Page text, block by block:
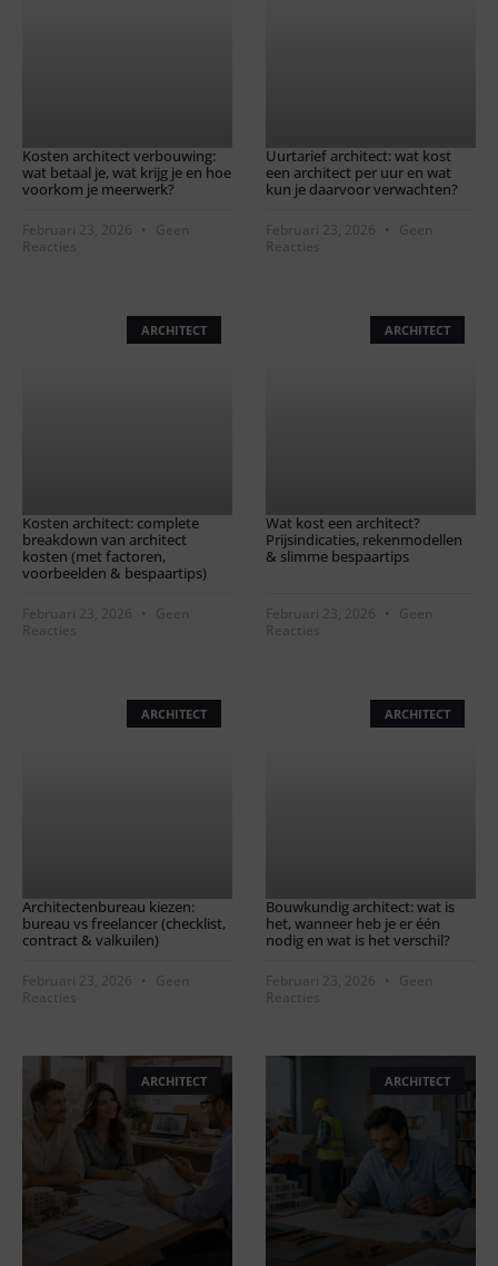
Kosten architect verbouwing:
wat betaal je, wat krijg je en hoe
voorkom je meerwerk?
Februari 23, 2026
Geen
Reacties
Uurtarief architect: wat kost
een architect per uur en wat
kun je daarvoor verwachten?
Februari 23, 2026
Geen
Reacties
ARCHITECT
Kosten architect: complete
breakdown van architect
kosten (met factoren,
voorbeelden & bespaartips)
Februari 23, 2026
Geen
Reacties
ARCHITECT
Wat kost een architect?
Prijsindicaties, rekenmodellen
& slimme bespaartips
Februari 23, 2026
Geen
Reacties
ARCHITECT
Architectenbureau kiezen:
bureau vs freelancer (checklist,
contract & valkuilen)
Februari 23, 2026
Geen
Reacties
ARCHITECT
Bouwkundig architect: wat is
het, wanneer heb je er één
nodig en wat is het verschil?
Februari 23, 2026
Geen
Reacties
ARCHITECT ARCHITECT